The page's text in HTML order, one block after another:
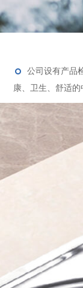
公司设有产品
康、卫生、舒适